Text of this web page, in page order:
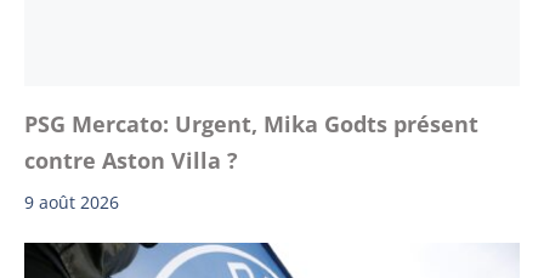
PSG Mercato: Urgent, Mika Godts présent
contre Aston Villa ?
9 août 2026